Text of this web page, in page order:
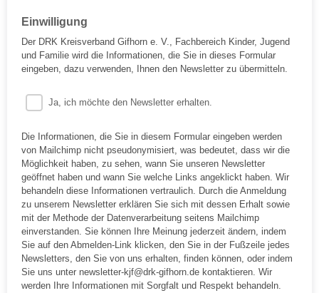
Einwilligung
Der DRK Kreisverband Gifhorn e. V., Fachbereich Kinder, Jugend
und Familie wird die Informationen, die Sie in dieses Formular
eingeben, dazu verwenden, Ihnen den Newsletter zu übermitteln.
Ja, ich möchte den Newsletter erhalten.
Die Informationen, die Sie in diesem Formular eingeben werden
von Mailchimp nicht pseudonymisiert, was bedeutet, dass wir die
Möglichkeit haben, zu sehen, wann Sie unseren Newsletter
geöffnet haben und wann Sie welche Links angeklickt haben. Wir
behandeln diese Informationen vertraulich. Durch die Anmeldung
zu unserem Newsletter erklären Sie sich mit dessen Erhalt sowie
mit der Methode der Datenverarbeitung seitens Mailchimp
einverstanden. Sie können Ihre Meinung jederzeit ändern, indem
Sie auf den Abmelden-Link klicken, den Sie in der Fußzeile jedes
Newsletters, den Sie von uns erhalten, finden können, oder indem
Sie uns unter newsletter-kjf@drk-gifhorn.de kontaktieren. Wir
werden Ihre Informationen mit Sorgfalt und Respekt behandeln.